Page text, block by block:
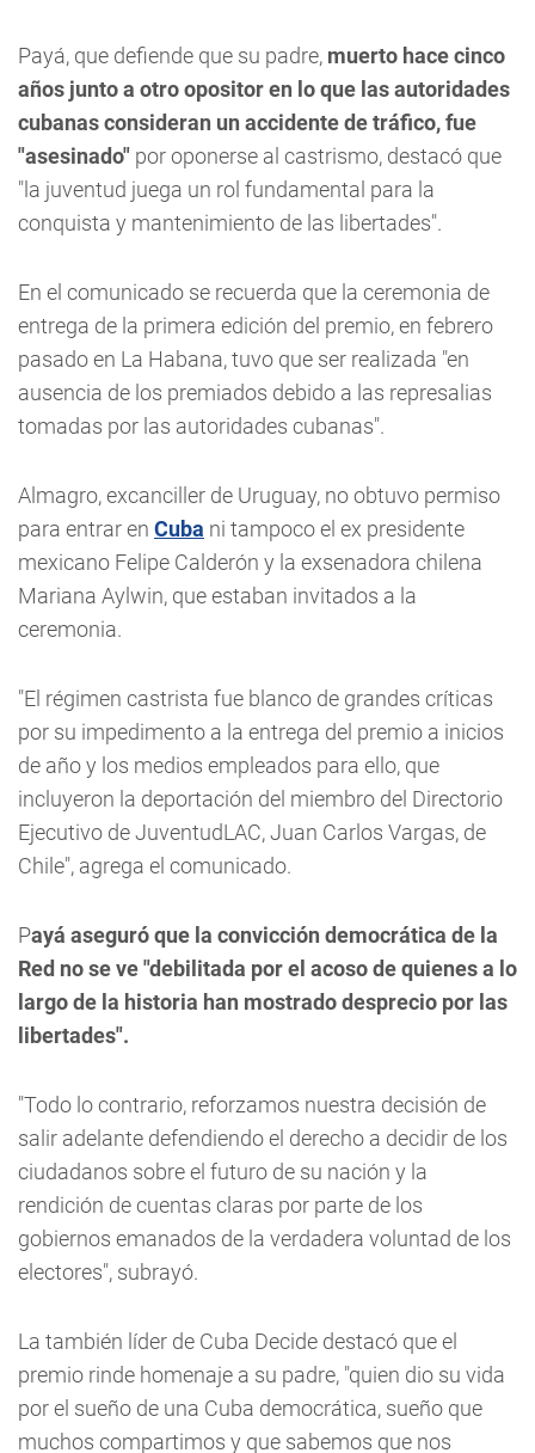
Payá, que defiende que su padre, muerto hace cinco
años junto a otro opositor en lo que las autoridades
cubanas consideran un accidente de tráfico, fue
"asesinado" por oponerse al castrismo, destacó que
"la juventud juega un rol fundamental para la
conquista y mantenimiento de las libertades".
En el comunicado se recuerda que la ceremonia de
entrega de la primera edición del premio, en febrero
pasado en La Habana, tuvo que ser realizada "en
ausencia de los premiados debido a las represalias
tomadas por las autoridades cubanas".
Almagro, excanciller de Uruguay, no obtuvo permiso
para entrar en Cuba ni tampoco el ex presidente
mexicano Felipe Calderón y la exsenadora chilena
Mariana Aylwin, que estaban invitados a la
ceremonia.
"El régimen castrista fue blanco de grandes críticas
por su impedimento a la entrega del premio a inicios
de año y los medios empleados para ello, que
incluyeron la deportación del miembro del Directorio
Ejecutivo de JuventudLAC, Juan Carlos Vargas, de
Chile", agrega el comunicado.
Payá aseguró que la convicción democrática de la
Red no se ve "debilitada por el acoso de quienes a lo
largo de la historia han mostrado desprecio por las
libertades".
"Todo lo contrario, reforzamos nuestra decisión de
salir adelante defendiendo el derecho a decidir de los
ciudadanos sobre el futuro de su nación y la
rendición de cuentas claras por parte de los
gobiernos emanados de la verdadera voluntad de los
electores", subrayó.
La también líder de Cuba Decide destacó que el
premio rinde homenaje a su padre, "quien dio su vida
por el sueño de una Cuba democrática, sueño que
muchos compartimos y que sabemos que nos